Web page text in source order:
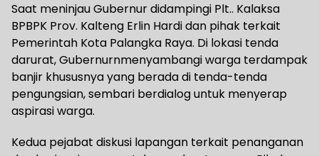
Saat meninjau Gubernur didampingi Plt.. Kalaksa
BPBPK Prov. Kalteng Erlin Hardi dan pihak terkait
Pemerintah Kota Palangka Raya. Di lokasi tenda
darurat, Gubernurnmenyambangi warga terdampak
banjir khususnya yang berada di tenda-tenda
pengungsian, sembari berdialog untuk menyerap
aspirasi warga.
Kedua pejabat diskusi lapangan terkait penanganan